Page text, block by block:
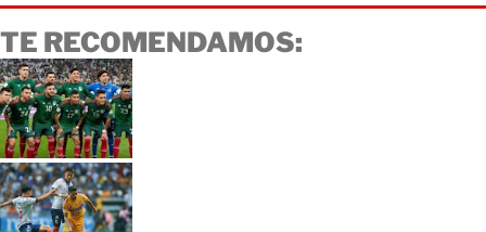
TE RECOMENDAMOS: